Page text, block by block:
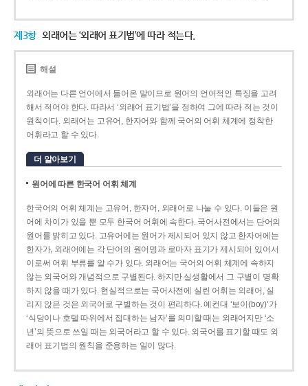
제3항 외래어는 ‘외래어 표기법’에 따라 적는다.
해설
외래어는 다른 언어에서 들어온 말이므로 원어의 언어적인 특징을 고려
해서 적어야 한다. 따라서 ‘외래어 표기법’을 정하여 그에 따라 적는 것이
원칙이다. 외래어는 고유어, 한자어와 함께 국어의 어휘 체계에 정착한
어휘라고 할 수 있다.
더 알아보기
원어에 따른 한국어 어휘 체계
한국어의 어휘 체계는 고유어, 한자어, 외래어로 나눌 수 있다. 이들은 원
어에 차이가 있을 뿐 모두 한국어 어휘에 속한다. 국어사전에서는 단어의
원어를 밝히고 있다. 고유어에는 원어가 제시되어 있지 않고 한자어에는
한자가, 외래어에는 각 단어의 원어명과 로마자 표기가 제시되어 있어서
이로써 어휘 부류를 알 수가 있다. 외래어는 국어의 어휘 체계에 속하지
않는 외국어와 개념적으로 구별된다. 하지만 실생활에서 그 구별이 명확
하지 않을 때가 있다. 현실적으로는 국어사전에 실린 어휘는 외래어, 실
리지 않은 것은 외국어로 구별하는 것이 편리하다. 예컨대 ‘보이(boy)’가
‘식당이나 호텔 따위에서 접대하는 남자’를 의미할 때는 외래어지만 ‘소
년’의 뜻으로 쓰일 때는 외국어라고 할 수 있다. 외국어를 표기할 때도 외
래어 표기법의 원칙을 준용하는 일이 많다.